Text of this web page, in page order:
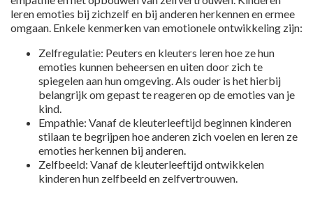
leren emoties bij zichzelf en bij anderen herkennen en ermee
omgaan. Enkele kenmerken van emotionele ontwikkeling zijn:
Zelfregulatie: Peuters en kleuters leren hoe ze hun
emoties kunnen beheersen en uiten door zich te
spiegelen aan hun omgeving. Als ouder is het hierbij
belangrijk om gepast te reageren op de emoties van je
kind.
Empathie: Vanaf de kleuterleeftijd beginnen kinderen
stilaan te begrijpen hoe anderen zich voelen en leren ze
emoties herkennen bij anderen.
Zelfbeeld: Vanaf de kleuterleeftijd ontwikkelen
kinderen hun zelfbeeld en zelfvertrouwen.